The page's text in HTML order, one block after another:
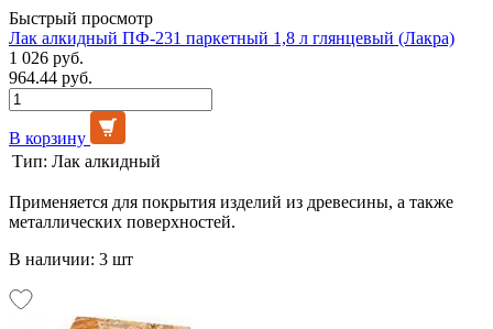
Быстрый просмотр
Лак алкидный ПФ-231 паркетный 1,8 л глянцевый (Лакра)
1 026 руб.
964.44 руб.
В корзину
Тип: Лак алкидный
Применяется для покрытия изделий из древесины, а также
металлических поверхностей.
В наличии: 3 шт